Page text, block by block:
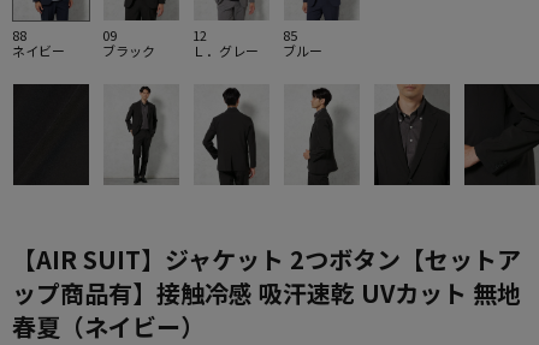
88
ネイビー
09
ブラック
12
Ｌ．グレー
85
ブルー
【AIR SUIT】ジャケット 2つボタン【セットア
ップ商品有】接触冷感 吸汗速乾 UVカット 無地
春夏（ネイビー）